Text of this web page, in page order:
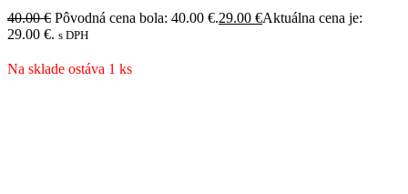
40.00€ Pôvodná cena bola: 40.00 €.29.00 €Aktuálna cena je:
29.00 €. s DPH
Na sklade ostáva 1 ks